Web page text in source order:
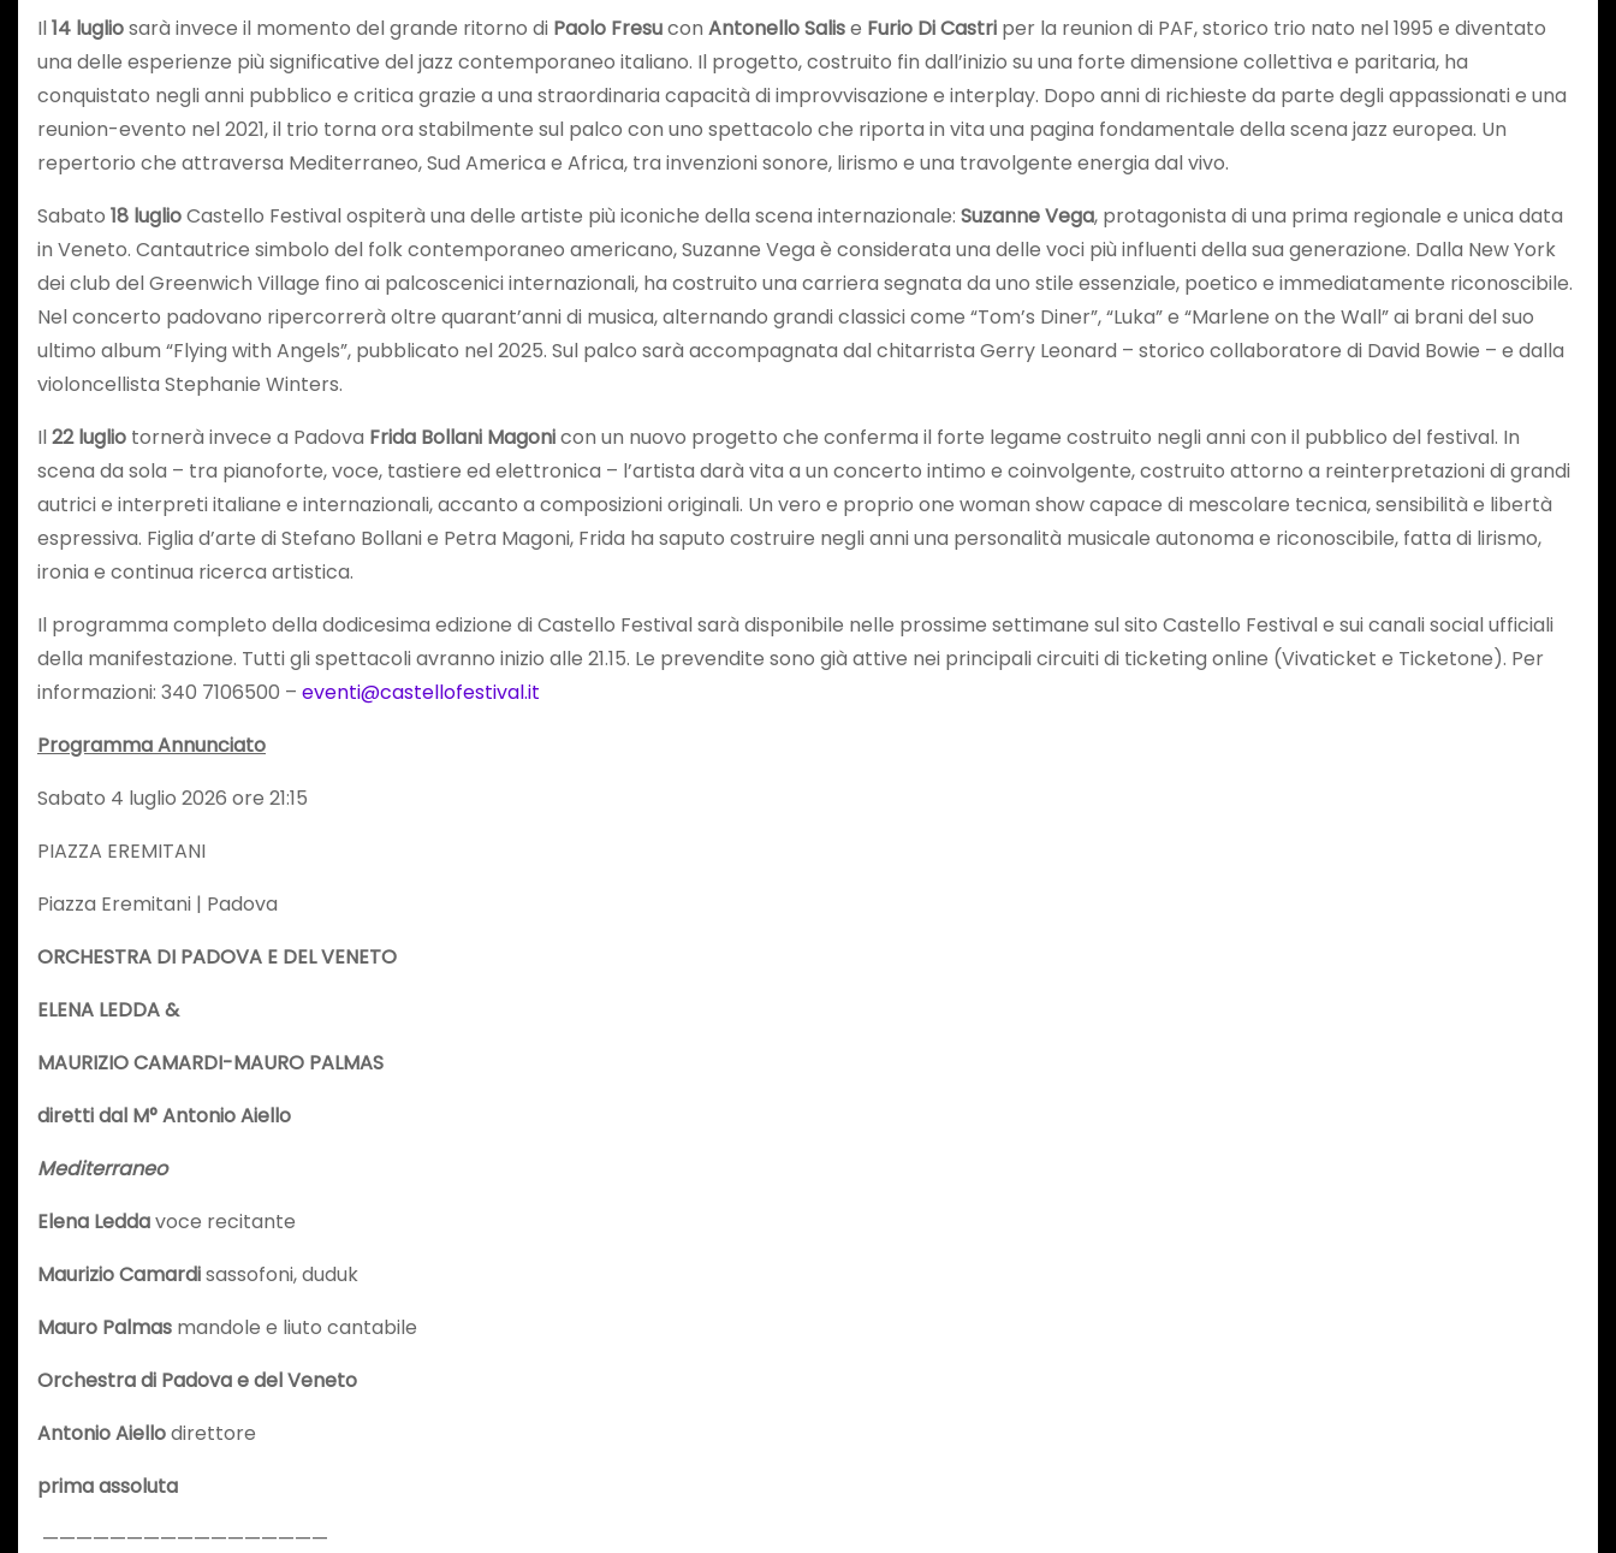
Il14 lugliosarà invece il momento del grande ritorno di Paolo Fresucon Antonello Salise Furio Di Castri per la reunion di PAF, storico trio nato nel 1995 e diventato
una delle esperienze più significative del jazz contemporaneo italiano. Il progetto, costruito fin dall’inizio su una forte dimensione collettiva e paritaria, ha
conquistato negli anni pubblico e critica grazie a una straordinaria capacità di improvvisazione e interplay. Dopo anni di richieste da parte degli appassionati e una
reunion-evento nel 2021, il trio torna ora stabilmente sul palco con uno spettacolo che riporta in vita una pagina fondamentale della scena jazz europea. Un
repertorio che attraversa Mediterraneo, Sud America e Africa, tra invenzioni sonore, lirismo e una travolgente energia dal vivo.
Sabato 18 luglioCastello Festival ospiterà una delle artiste più iconiche della scena internazionale: Suzanne Vega, protagonista di una prima regionale e unica data
in Veneto. Cantautrice simbolo del folk contemporaneo americano, Suzanne Vega è considerata una delle voci più influenti della sua generazione. Dalla New York
dei club del Greenwich Village fino ai palcoscenici internazionali, ha costruito una carriera segnata da uno stile essenziale, poetico e immediatamente riconoscibile.
Nel concerto padovano ripercorrerà oltre quarant’anni di musica, alternando grandi classici come “Tom’s Diner”, “Luka” e “Marlene on the Wall” ai brani del suo
ultimo album “Flying with Angels”, pubblicato nel 2025. Sul palco sarà accompagnata dal chitarrista Gerry Leonard – storico collaboratore di David Bowie – e dalla
violoncellista Stephanie Winters.
Il22 luglio tornerà invece a Padova Frida Bollani Magonicon un nuovo progetto che conferma il forte legame costruito negli anni con il pubblico del festival. In
scena da sola – tra pianoforte, voce, tastiere ed elettronica – l’artista darà vita a un concerto intimo e coinvolgente, costruito attorno a reinterpretazioni di grandi
autrici e interpreti italiane e internazionali, accanto a composizioni originali. Un vero e proprio one woman show capace di mescolare tecnica, sensibilità e libertà
espressiva. Figlia d’arte di Stefano Bollani e Petra Magoni, Frida ha saputo costruire negli anni una personalità musicale autonoma e riconoscibile, fatta di lirismo,
ironia e continua ricerca artistica.
Il programma completo della dodicesima edizione di Castello Festival sarà disponibile nelle prossime settimane sul sito Castello Festival e sui canali social ufficiali
della manifestazione. Tutti gli spettacoli avranno inizio alle 21.15. Le prevendite sono già attive nei principali circuiti di ticketing online (Vivaticket e Ticketone). Per
informazioni: 340 7106500 – eventi@castellofestival.it
Programma Annunciato
Sabato 4 luglio 2026 ore 21:15
PIAZZA EREMITANI
Piazza Eremitani | Padova
ORCHESTRA DI PADOVA E DEL VENETO
ELENA LEDDA &
MAURIZIO CAMARDI-MAURO PALMAS
diretti dal M°Antonio Aiello
Mediterraneo
Elena Leddavoce recitante
Maurizio Camardisassofoni, duduk
Mauro Palmas mandole e liuto cantabile
Orchestra di Padova e del Veneto
Antonio Aiellodirettore
prima assoluta
—————————————————